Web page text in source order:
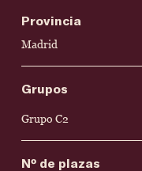
Provincia
Madrid
Grupos
Grupo C2
Nº de plazas